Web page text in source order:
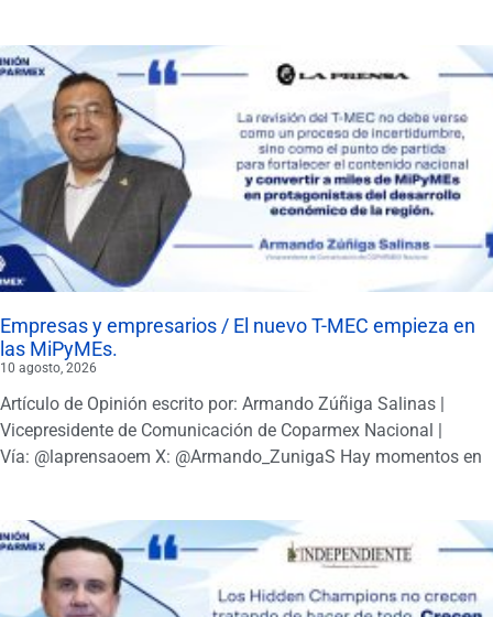
Empresas y empresarios / El nuevo T-MEC empieza en
las MiPyMEs.
10 agosto, 2026
Artículo de Opinión escrito por: Armando Zúñiga Salinas |
Vicepresidente de Comunicación de Coparmex Nacional |
Vía: @laprensaoem X: @Armando_ZunigaS Hay momentos en